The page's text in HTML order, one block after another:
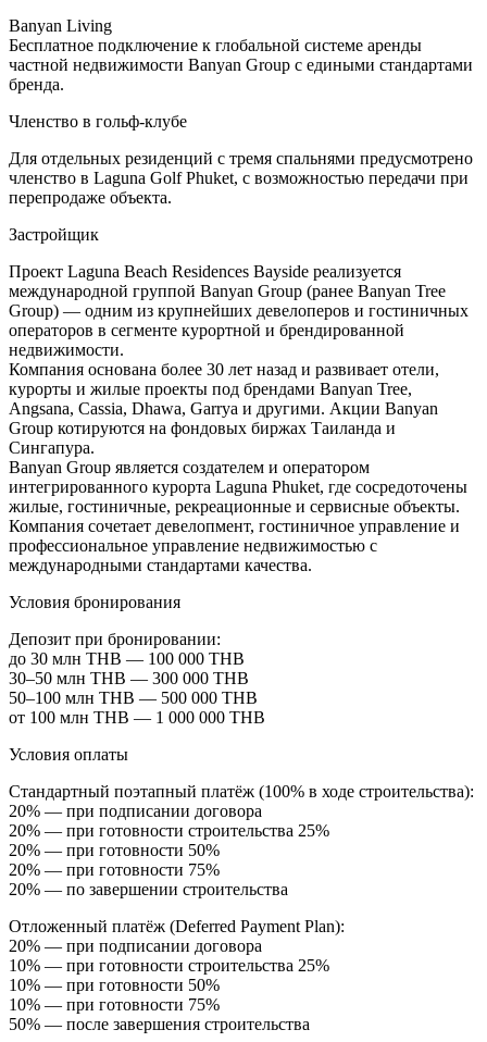
Banyan Living
Бесплатное подключение к глобальной системе аренды
частной недвижимости Banyan Group с едиными стандартами
бренда.
Членство в гольф-клубе
Для отдельных резиденций с тремя спальнями предусмотрено
членство в Laguna Golf Phuket, с возможностью передачи при
перепродаже объекта.
Застройщик
Проект Laguna Beach Residences Bayside реализуется
международной группой Banyan Group (ранее Banyan Tree
Group) — одним из крупнейших девелоперов и гостиничных
операторов в сегменте курортной и брендированной
недвижимости.
Компания основана более 30 лет назад и развивает отели,
курорты и жилые проекты под брендами Banyan Tree,
Angsana, Cassia, Dhawa, Garrya и другими. Акции Banyan
Group котируются на фондовых биржах Таиланда и
Сингапура.
Banyan Group является создателем и оператором
интегрированного курорта Laguna Phuket, где сосредоточены
жилые, гостиничные, рекреационные и сервисные объекты.
Компания сочетает девелопмент, гостиничное управление и
профессиональное управление недвижимостью с
международными стандартами качества.
Условия бронирования
Депозит при бронировании:
до 30 млн THB — 100 000 THB
30–50 млн THB — 300 000 THB
50–100 млн THB — 500 000 THB
от 100 млн THB — 1 000 000 THB
Условия оплаты
Стандартный поэтапный платёж (100% в ходе строительства):
20% — при подписании договора
20% — при готовности строительства 25%
20% — при готовности 50%
20% — при готовности 75%
20% — по завершении строительства
Отложенный платёж (Deferred Payment Plan):
20% — при подписании договора
10% — при готовности строительства 25%
10% — при готовности 50%
10% — при готовности 75%
50% — после завершения строительства